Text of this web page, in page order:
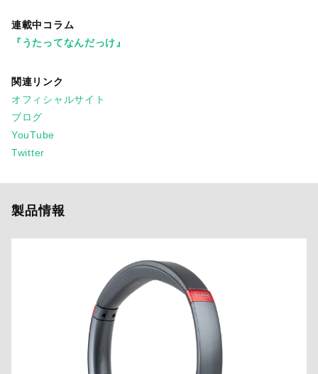
連載中コラム
『うたってなんだっけ』
関連リンク
オフィシャルサイト
ブログ
YouTube
Twitter
製品情報